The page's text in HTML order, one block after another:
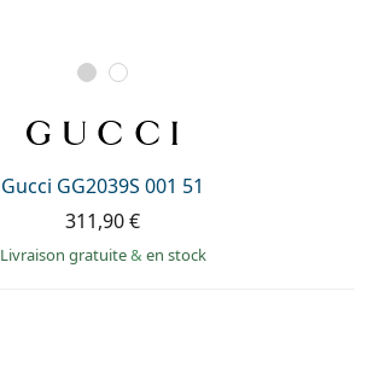
Gucci GG2039S 001 51
311,90 €
Livraison gratuite& en stock